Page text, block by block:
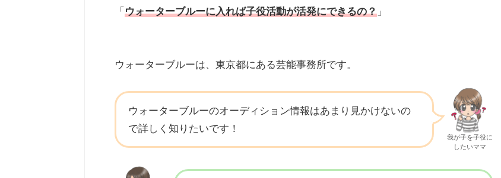
「 ウォーターブルーに入れば子役活動が活発にできるの？ 」
ウォーターブルーは、東京都にある芸能事務所です。
ウォーターブルーのオーディション情報はあまり見かけないの
で詳しく知りたいです！
我が子を子役に
したいママ